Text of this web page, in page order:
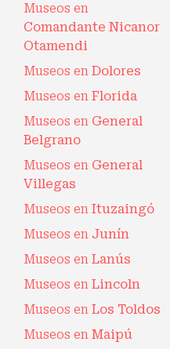
Museos en
Comandante Nicanor
Otamendi
Museos en Dolores
Museos en Florida
Museos en General
Belgrano
Museos en General
Villegas
Museos en Ituzaingó
Museos en Junín
Museos en Lanús
Museos en Lincoln
Museos en Los Toldos
Museos en Maipú